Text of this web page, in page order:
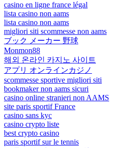
casino en ligne france légal
lista casino non aams
lista casino non aams
migliori siti scommesse non aams
ブック メーカー 野球
Monmon88
해외 온라인 카지노 사이트
アプリ オンラインカジノ
scommesse sportive migliori siti
bookmaker non aams sicuri
casino online stranieri non AAMS
site paris sportif France
casino sans kyc
casino crypto liste
best crypto casino
paris sportif sur le tennis